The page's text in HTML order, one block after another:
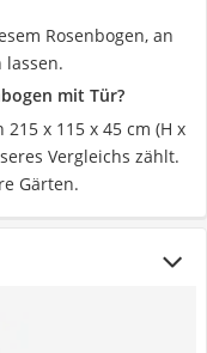
Rosenbogen, an
lassen.
mit Tür?
x 115 x 45 cm (H x
Vergleichs zählt.
Gärten.